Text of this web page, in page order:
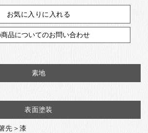
お気に入りに入れる
商品についてのお問い合わせ
素地
表面塗装
先＞漆